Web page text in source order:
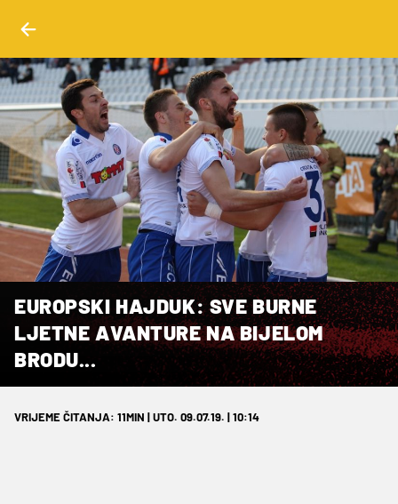
EUROPSKI HAJDUK: SVE BURNE
LJETNE AVANTURE NA BIJELOM
BRODU...
VRIJEME ČITANJA: 11MIN | UTO. 09.07.19. | 10:14